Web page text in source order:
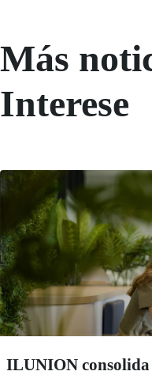
Más
Interese
ILUNION